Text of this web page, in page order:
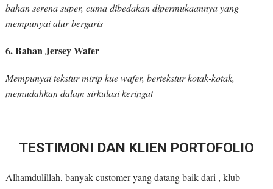
bahan serena super, cuma dibedakan dipermukaannya yang
mempunyai alur bergaris
6. Bahan Jersey Wafer
Mempunyai tekstur mirip kue wafer, bertekstur kotak-kotak,
memudahkan dalam sirkulasi keringat
TESTIMONI DAN KLIEN PORTOFOLIO
Alhamdulillah, banyak customer yang datang baik dari , klub